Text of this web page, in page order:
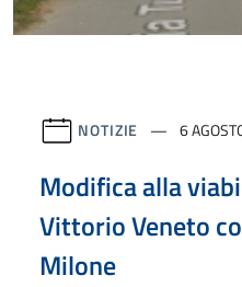
NOTIZIE 6
Modifica alla
Vittorio Veneto
Milone